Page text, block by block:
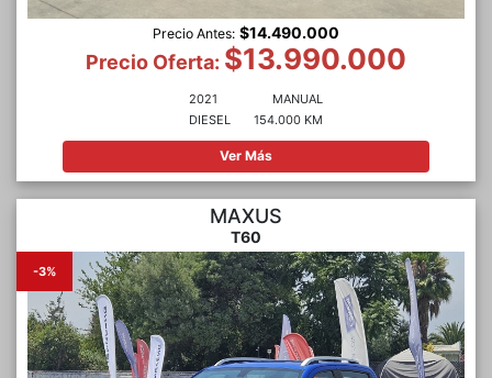
Precio Antes: $14.490.000
Precio Oferta: $13.990.000
2021
DIESEL
MANUAL
154.000 KM
Ver Más
MAXUS
T60
-3%